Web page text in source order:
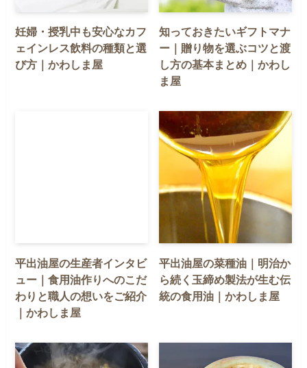
妊婦・授乳中も安心なカフ
ェインレス飲料の種類と選
び方｜かわしま屋
知っておきたいギフトマナ
ー｜贈り物を選ぶコツと渡
し方の基本まとめ｜かわし
ま屋
平出油屋の生産者インタビ
ュー｜食用油作りへのこだ
わりと職人の想いをご紹介
｜かわしま屋
平出油屋の菜種油｜明治か
ら続く玉締め製法が生む伝
統の食用油｜かわしま屋